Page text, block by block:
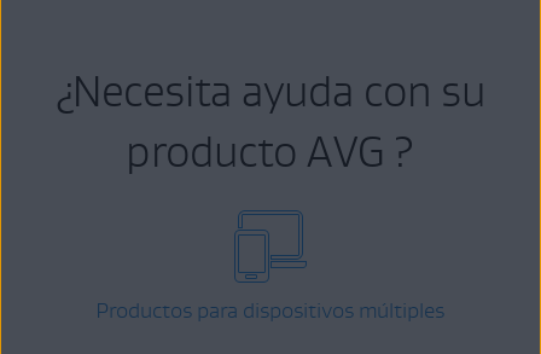
¿Necesita ayuda con su
producto AVG ?
Productos para dispositivos múltiples